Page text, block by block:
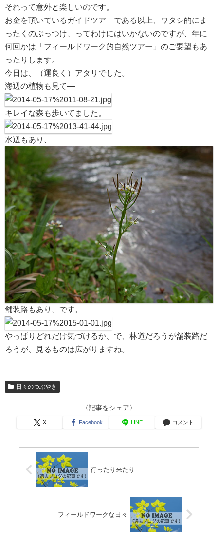
それって意外と楽しいのです。
お金を頂いているガイドツアーである以上、ワタシ的にま
ったくのぶっつけ、ってわけにはいかないのですが、年に
何回かは「フィールドワーク的自然ツアー」のご要望もあ
ったりします。
今日は、（運良く）アタリでした。
海辺の植物も見て―
キレイな森も歩いてました。
水辺もあり、
舗装路もあり、です。
やっぱりどれだけ気づけるか、で、林道だろうが舗装路だ
ろうが、見るものは広がりますね。
日々のつぶやき
〈記事をシェア〉
X Facebook LINE コメント
行ったり来たり
フィールドワークな日々